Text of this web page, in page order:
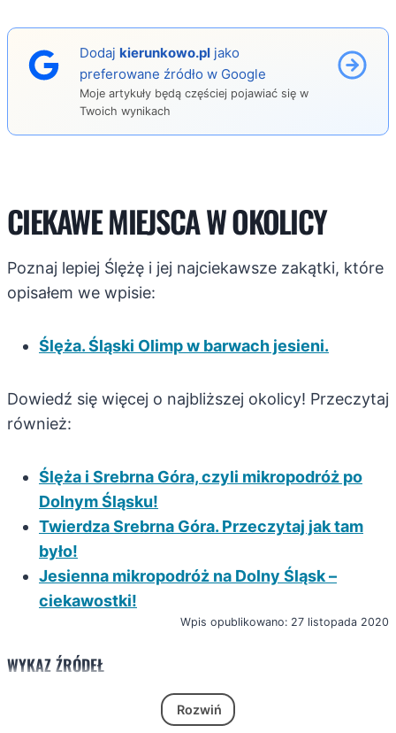
Dodajkierunkowo.pl jako
preferowane źródło w Google
Moje artykuły będą częściej pojawiać się w
Twoich wynikach
CIEKAWE MIEJSCA W OKOLICY
Poznaj lepiej Ślężę i jej najciekawsze zakątki, które
opisałem we wpisie:
Ślęża. Śląski Olimp w barwach jesieni.
Dowiedź się więcej o najbliższej okolicy! Przeczytaj
również:
Ślęża i Srebrna Góra, czyli mikropodróż po
Dolnym Śląsku!
Twierdza Srebrna Góra. Przeczytaj jak tam
było!
Jesienna mikropodróż na Dolny Śląsk –
ciekawostki!
Wpis opublikowano: 27 listopada 2020
WYKAZ ŹRÓDEŁ
Rozwiń